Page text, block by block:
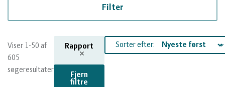
Kvæg
Natur
vandmiljø
Planter
Økologi
Filter
Viser 1-50 af
605
søgeresultater
Rapport
Fjern
filtre
Sorter efter: